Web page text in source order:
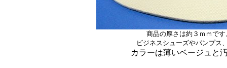
商品の厚さは約３ｍｍで
ビジネスシューズやパンプス
カラーは薄いベージュと